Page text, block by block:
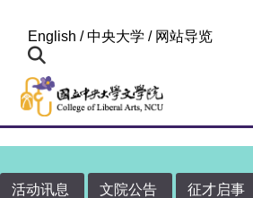
English /中央大学 / 网站导览
活动讯息 文院公告 征才启事